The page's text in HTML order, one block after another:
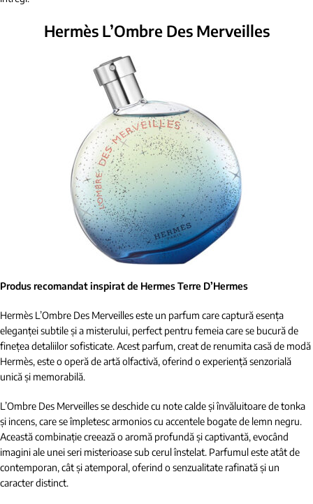
Hermès L’Ombre Des Merveilles
Produs recomandat inspirat de Hermes Terre D’Hermes
Hermès L’Ombre Des Merveilles este un parfum care captură esența
eleganței subtile și a misterului, perfect pentru femeia care se bucură de
finețea detaliilor sofisticate. Acest parfum, creat de renumita casă de modă
Hermès, este o operă de artă olfactivă, oferind o experiență senzorială
unică și memorabilă.
L’Ombre Des Merveilles se deschide cu note calde și învăluitoare de tonka
și incens, care se împletesc armonios cu accentele bogate de lemn negru.
Această combinație creează o aromă profundă și captivantă, evocând
imagini ale unei seri misterioase sub cerul înstelat. Parfumul este atât de
contemporan, cât și atemporal, oferind o senzualitate rafinată și un
caracter distinct.